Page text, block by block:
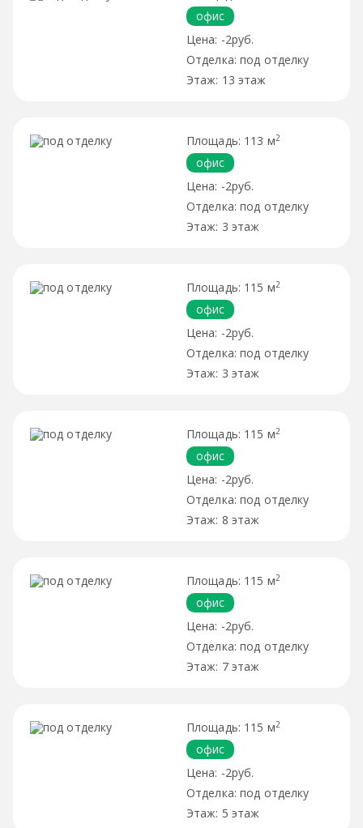
офис
-2руб.
под отделку
13 этаж
113 м2
офис
-2руб.
под отделку
3 этаж
115 м2
офис
-2руб.
под отделку
3 этаж
115 м2
офис
-2руб.
под отделку
8 этаж
115 м2
офис
-2руб.
под отделку
7 этаж
115 м2
офис
-2руб.
под отделку
5 этаж